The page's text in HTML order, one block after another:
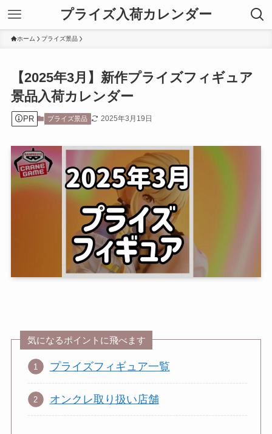
プライズ入荷カレンダー
ホーム プライズ景品
【2025年3月】新作プライズフィギュア
景品入荷カレンダー
PR プライズ景品 2025年3月19日
気になるポイントに飛べます
プライズフィギュア一覧
オンクレ取り扱い店舗